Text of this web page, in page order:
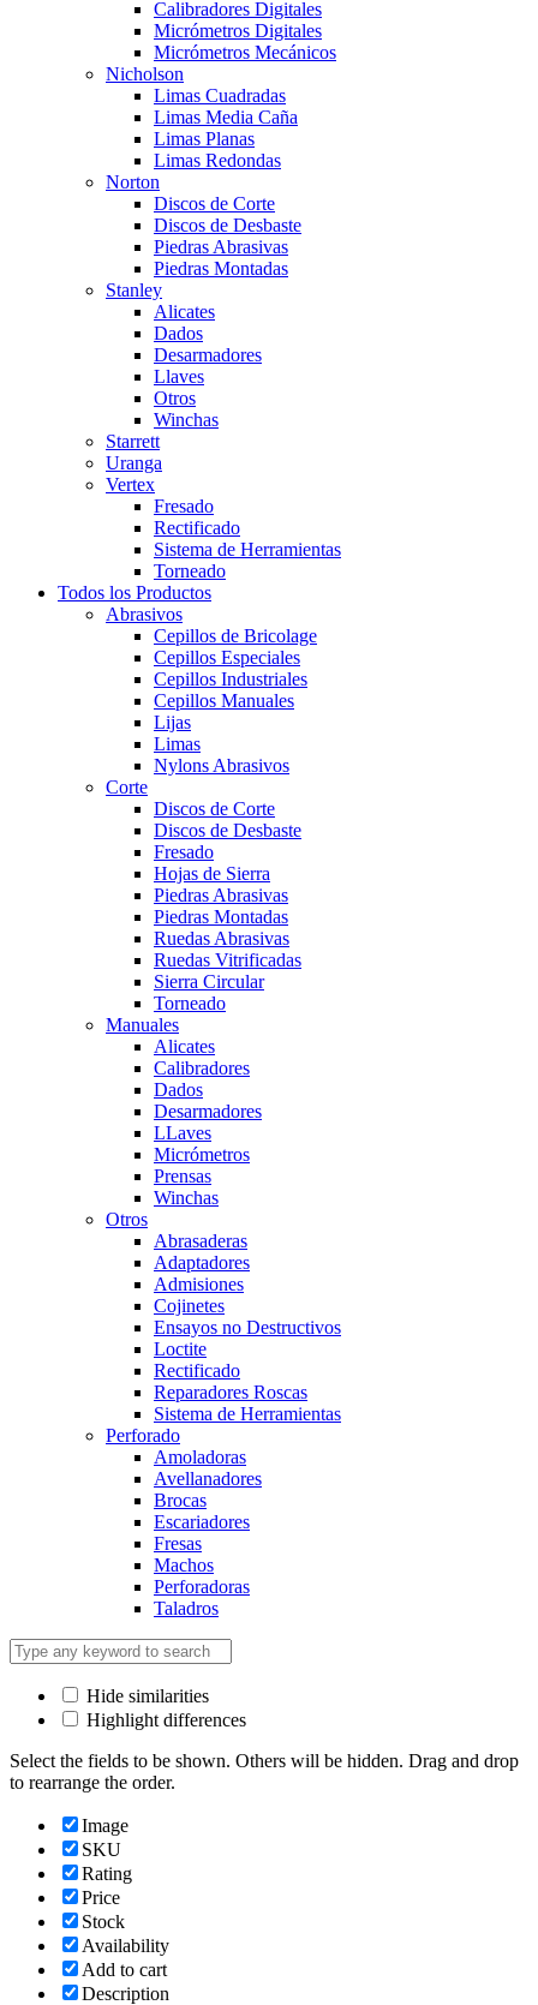
Calibradores Digitales
Micrómetros Digitales
Micrómetros Mecánicos
Nicholson
Limas Cuadradas
Limas Media Caña
Limas Planas
Limas Redondas
Norton
Discos de Corte
Discos de Desbaste
Piedras Abrasivas
Piedras Montadas
Stanley
Alicates
Dados
Desarmadores
Llaves
Otros
Winchas
Starrett
Uranga
Vertex
Fresado
Rectificado
Sistema de Herramientas
Torneado
Todos los Productos
Abrasivos
Cepillos de Bricolage
Cepillos Especiales
Cepillos Industriales
Cepillos Manuales
Lijas
Limas
Nylons Abrasivos
Corte
Discos de Corte
Discos de Desbaste
Fresado
Hojas de Sierra
Piedras Abrasivas
Piedras Montadas
Ruedas Abrasivas
Ruedas Vitrificadas
Sierra Circular
Torneado
Manuales
Alicates
Calibradores
Dados
Desarmadores
LLaves
Micrómetros
Prensas
Winchas
Otros
Abrasaderas
Adaptadores
Admisiones
Cojinetes
Ensayos no Destructivos
Loctite
Rectificado
Reparadores Roscas
Sistema de Herramientas
Perforado
Amoladoras
Avellanadores
Brocas
Escariadores
Fresas
Machos
Perforadoras
Taladros
Hide similarities
Highlight differences
Select the fields to be shown. Others will be hidden. Drag and drop
to rearrange the order.
Image
SKU
Rating
Price
Stock
Availability
Add to cart
Description